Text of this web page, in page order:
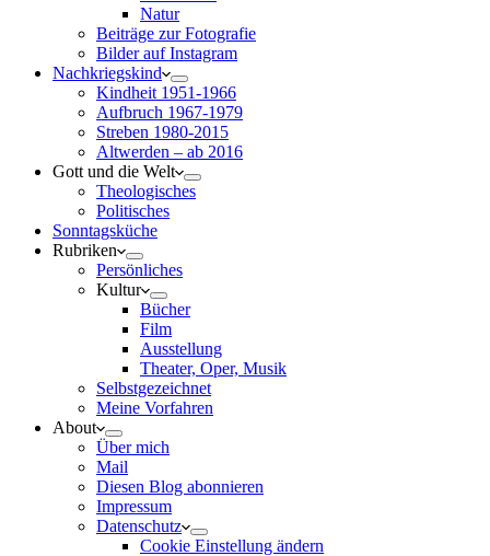
Natur
Beiträge zur Fotografie
Bilder auf Instagram
Nachkriegskind
Kindheit 1951-1966
Aufbruch 1967-1979
Streben 1980-2015
Altwerden – ab 2016
Gott und die Welt
Theologisches
Politisches
Sonntagsküche
Rubriken
Persönliches
Kultur
Bücher
Film
Ausstellung
Theater, Oper, Musik
Selbstgezeichnet
Meine Vorfahren
About
Über mich
Mail
Diesen Blog abonnieren
Impressum
Datenschutz
Cookie Einstellung ändern